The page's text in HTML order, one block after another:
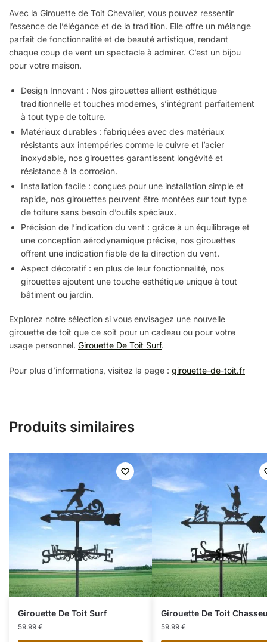
Avec la Girouette de Toit Chevalier, vous pouvez ressentir
l’essence de l’élégance et de la tradition. Elle offre un mélange
parfait de fonctionnalité et de beauté artistique, rendant
chaque coup de vent un spectacle à admirer. C’est un bijou
pour votre maison.
Design Innovant : Nos girouettes allient esthétique
traditionnelle et touches modernes, s’intégrant parfaitement
à tout type de toiture.
Matériaux durables : fabriquées avec des matériaux
résistants aux intempéries comme le cuivre et l’acier
inoxydable, nos girouettes garantissent longévité et
résistance à la corrosion.
Installation facile : conçues pour une installation simple et
rapide, nos girouettes peuvent être montées sur tout type
de toiture sans besoin d’outils spéciaux.
Précision de l’indication du vent : grâce à un équilibrage et
une conception aérodynamique précise, nos girouettes
offrent une indication fiable de la direction du vent.
Aspect décoratif : en plus de leur fonctionnalité, nos
girouettes ajoutent une touche esthétique unique à tout
bâtiment ou jardin.
Explorez notre sélection si vous envisagez une nouvelle
girouette de toit que ce soit pour un cadeau ou pour votre
usage personnel. Girouette De Toit Surf.
Pour plus d’informations, visitez la page : girouette-de-toit.fr
Produits similaires
Girouette De Toit Surf
59.99 €
Girouette De Toit
59.99 €